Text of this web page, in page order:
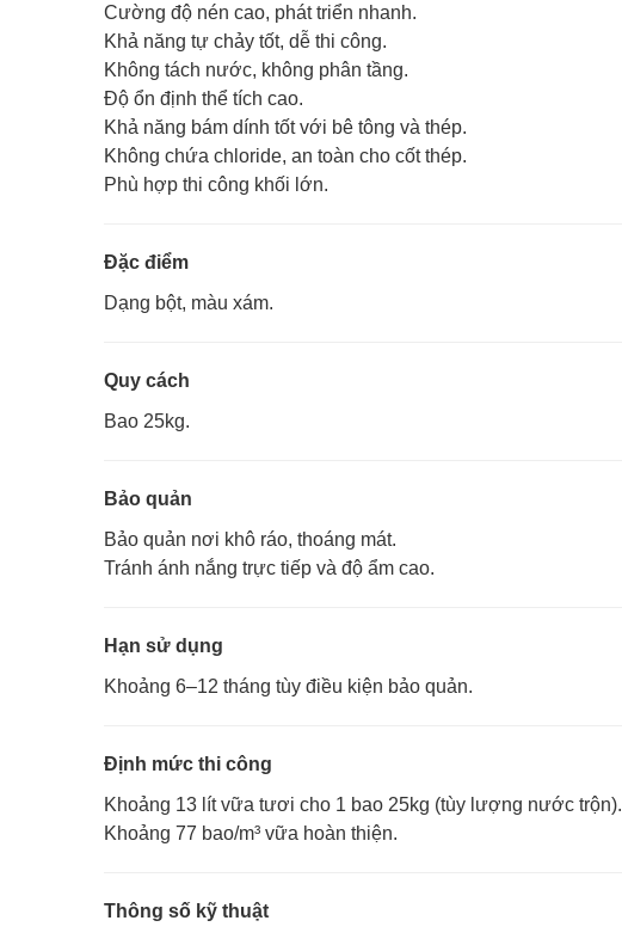
Cường độ nén cao, phát triển nhanh.
Khả năng tự chảy tốt, dễ thi công.
Không tách nước, không phân tầng.
Độ ổn định thể tích cao.
Khả năng bám dính tốt với bê tông và thép.
Không chứa chloride, an toàn cho cốt thép.
Phù hợp thi công khối lớn.
Đặc điểm
Dạng bột, màu xám.
Quy cách
Bao 25kg.
Bảo quản
Bảo quản nơi khô ráo, thoáng mát.
Tránh ánh nắng trực tiếp và độ ẩm cao.
Hạn sử dụng
Khoảng 6–12 tháng tùy điều kiện bảo quản.
Định mức thi công
Khoảng 13 lít vữa tươi cho 1 bao 25kg (tùy lượng nước trộn).
Khoảng 77 bao/m³ vữa hoàn thiện.
Thông số kỹ thuật